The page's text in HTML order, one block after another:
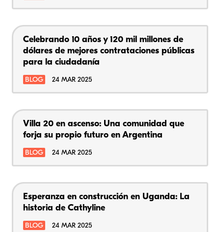
Celebrando 10 años y 120 mil millones de
dólares de mejores contrataciones públicas
para la ciudadanía
BLOG 24 MAR 2025
Villa 20 en ascenso: Una comunidad que
forja su propio futuro en Argentina
BLOG 24 MAR 2025
Esperanza en construcción en Uganda: La
historia de Cathyline
BLOG 24 MAR 2025